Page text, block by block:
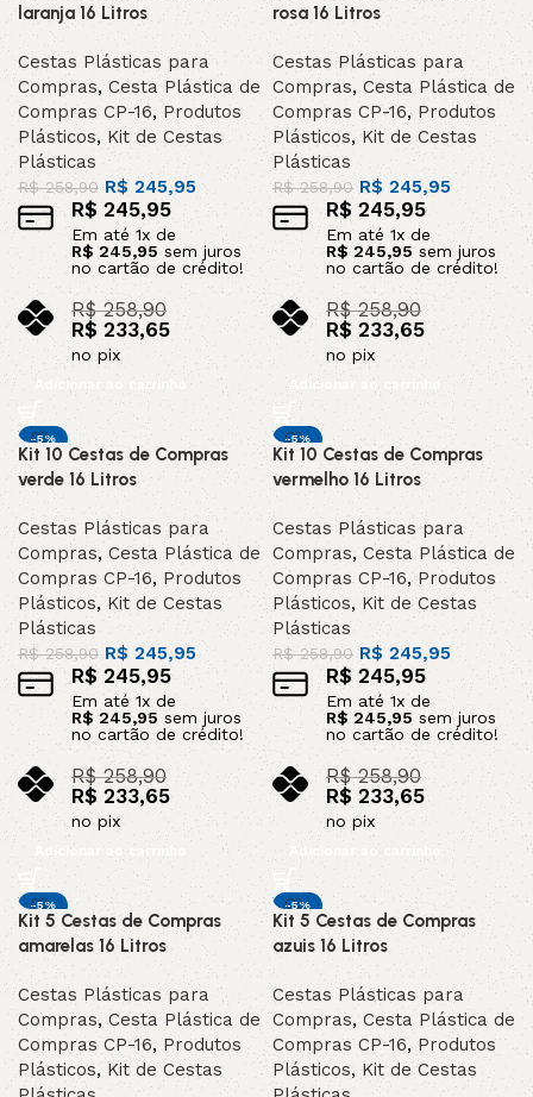
laranja 16 Litros
Cestas Plásticas para
Compras,Cesta Plástica de
Compras CP-16, Produtos
Plásticos, Kit de Cestas
Plásticas
R$258,90 R$ 245,95
R$245,95
Em até1x de
R$ 245,95sem juros
no cartão de crédito!
R$258,90
R$233,65
no pix
Adicionar ao carrinho
rosa 16 Litros
Cestas Plásticas para
Compras, Cesta Plástica de
Compras CP-16, Produtos
Plásticos,Kit de Cestas
Plásticas
R$258,90 R$ 245,95
R$ 245,95
Em até 1x de
R$ 245,95sem juros
no cartão de crédito!
R$258,90
R$233,65
no pix
Adicionar ao carrinho
-5%
Kit 10 Cestas de Compras
verde 16 Litros
Cestas Plásticas para
Compras, Cesta Plástica de
Compras CP-16, Produtos
Plásticos,Kit de Cestas
Plásticas
R$258,90 R$ 245,95
R$245,95
Em até 1x de
R$ 245,95 sem juros
no cartão de crédito!
R$258,90
R$ 233,65
no pix
Adicionar ao carrinho
-5%
Kit 10 Cestas de Compras
vermelho 16 Litros
Cestas Plásticas para
Compras,Cesta Plástica de
Compras CP-16,Produtos
Plásticos, Kit de Cestas
Plásticas
R$258,90 R$ 245,95
R$ 245,95
Em até 1x de
R$ 245,95 sem juros
no cartão de crédito!
R$258,90
R$233,65
no pix
Adicionar ao carrinho
-5%
Kit 5 Cestas de Compras
amarelas 16 Litros
Cestas Plásticas para
Compras, Cesta Plástica de
Compras CP-16, Produtos
Plásticos, Kit de Cestas
-5%
Kit 5 Cestas de Compras
azuis 16 Litros
Cestas Plásticas para
Compras,Cesta Plástica de
Compras CP-16,Produtos
Plásticos, Kit de Cestas